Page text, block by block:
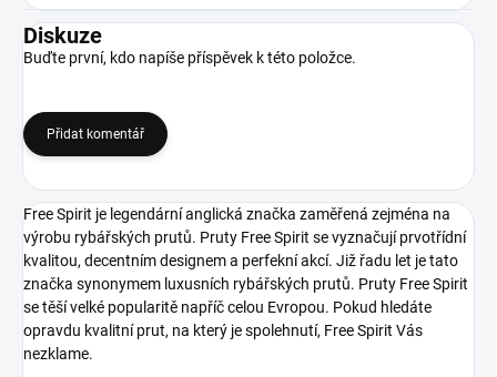
Diskuze
Buďte první, kdo napíše příspěvek k této položce.
Přidat komentář
Free Spirit je legendární anglická značka zaměřená zejména na
výrobu rybářských prutů. Pruty Free Spirit se vyznačují prvotřídní
kvalitou, decentním designem a perfekní akcí. Již řadu let je tato
značka synonymem luxusních rybářských prutů. Pruty Free Spirit
se těší velké popularitě napříč celou Evropou. Pokud hledáte
opravdu kvalitní prut, na který je spolehnutí, Free Spirit Vás
nezklame.